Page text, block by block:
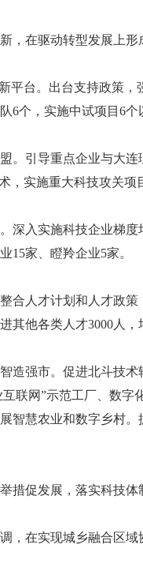
在驱动转型发展上形
台。出台支持政策，
6个，实施中试项目6
引导重点企业与大连
，实施重大科技攻关
入实施科技企业梯度
15家、瞪羚企业5家。
人才计划和人才政策
其他各类人才3000人，
强市。促进北斗技术
联网”示范工厂、数
智慧农业和数字乡村
促发展，落实科技体
在实现城乡融合区域